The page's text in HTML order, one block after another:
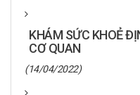
KHÁM SỨC KHOẺ
CƠ QUAN
(14/04/2022)